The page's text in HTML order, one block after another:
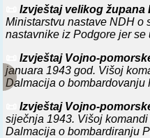
Energičnim jurišem brigade
ga u polazni garnizon.
uspešne borbe i zadržavale
⚔️ 23. 10. 1943. Na
nemačke 7. SS divizije -
uz jednovremen napad
divizije iz Stona. Neprijatelj
brigadu 26. divizije NOVJ,
trodnevnim borbama
Izvještaj velikog župana
Ministarstvu nastave NDH o
nastavnike iz Podgore jer
Izvještaj Vojno-
januara 1943 god. Višoj
Dalmacija o bombardovanju
Izvještaj Vojno-
siječnja 1943. Višoj
Dalmacija o bombardiranju